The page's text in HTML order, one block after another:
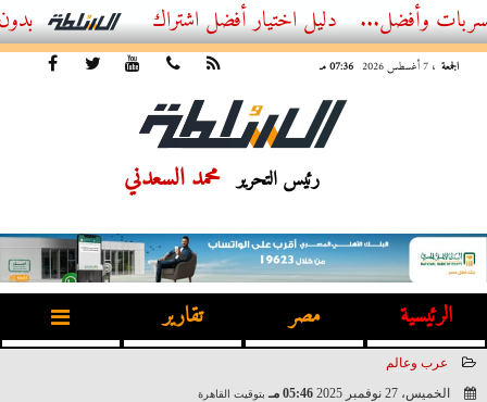
أفضل اشتراك IPTV بدون تقطيع 2026 – دليل المشاهد العصري
الجمعة ، 7 أغسطس 2026 07:36 مـ
رئيس التحرير محمد السعدني
الرئيسية مصر تقارير
عرب وعالم
الخميس، 27 نوفمبر 2025
05:46 مـ بتوقيت القاهرة